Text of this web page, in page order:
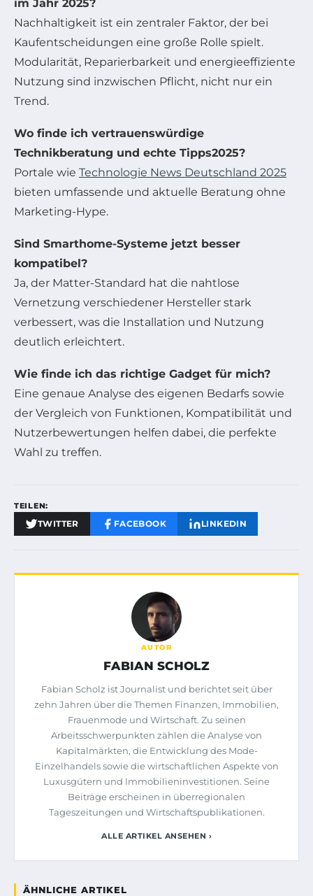
im Jahr 2025?
Nachhaltigkeit ist ein zentraler Faktor, der bei
Kaufentscheidungen eine große Rolle spielt.
Modularität, Reparierbarkeit und energieeffiziente
Nutzung sind inzwischen Pflicht, nicht nur ein
Trend.
Wo finde ich vertrauenswürdige
Technikberatung und echte Tipps2025?
Portale wie Technologie News Deutschland 2025
bieten umfassende und aktuelle Beratung ohne
Marketing-Hype.
Sind Smarthome-Systeme jetzt besser
kompatibel?
Ja, der Matter-Standard hat die nahtlose
Vernetzung verschiedener Hersteller stark
verbessert, was die Installation und Nutzung
deutlich erleichtert.
Wie finde ich das richtige Gadget für mich?
Eine genaue Analyse des eigenen Bedarfs sowie
der Vergleich von Funktionen, Kompatibilität und
Nutzerbewertungen helfen dabei, die perfekte
Wahl zu treffen.
TEILEN:
TWITTER FACEBOOK LINKEDIN
AUTOR
FABIAN SCHOLZ
Fabian Scholz ist Journalist und berichtet seit über
zehn Jahren über die Themen Finanzen, Immobilien,
Frauenmode und Wirtschaft. Zu seinen
Arbeitsschwerpunkten zählen die Analyse von
Kapitalmärkten, die Entwicklung des Mode-
Einzelhandels sowie die wirtschaftlichen Aspekte von
Luxusgütern und Immobilieninvestitionen. Seine
Beiträge erscheinen in überregionalen
Tageszeitungen und Wirtschaftspublikationen.
ALLE ARTIKEL ANSEHEN ›
ÄHNLICHE ARTIKEL